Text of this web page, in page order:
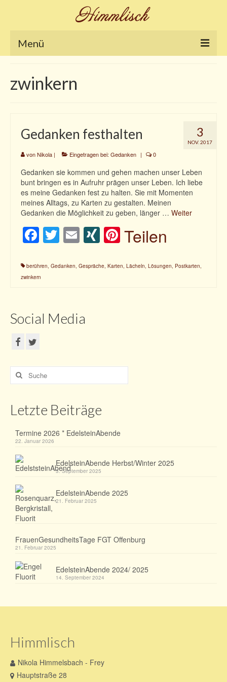
Menü
Galerie
Shop
Ringe
Armschmuck
Anhänger
Ketten und Colliers
Ohrschmuck
Kontakt
Mein Konto
Bestellungen
zwinkern
3
NOV. 2017
Gedanken festhalten
vonNikola | Eingetragen bei: Gedanken | 0
Gedanken sie kommen und gehen machen unser Leben
bunt bringen es in Aufruhr prägen unser Leben. Ich liebe
es meine Gedanken fest zu halten. Sie mit Momenten
meines Alltags, zu Karten zu gestalten. Meinen
Gedanken die Möglichkeit zu geben, länger … Weiter
Facebook
Twitter
EmailXINGPinterest
Teilen
berühren Gedanken Gespräche Karten Lächeln Lösungen Postkarten
zwinkern
Social Media
Suche
nach:
Letzte Beiträge
Termine 2026 * EdelsteinAbende
22. Januar 2026
EdelsteinAbende Herbst/Winter 2025
3. September 2025
EdelsteinAbende 2025
21. Februar 2025
FrauenGesundheitsTage FGT Offenburg
21. Februar 2025
EdelsteinAbende 2024/ 2025
14. September 2024
Himmlisch
Nikola Himmelsbach - Frey
Hauptstraße 28